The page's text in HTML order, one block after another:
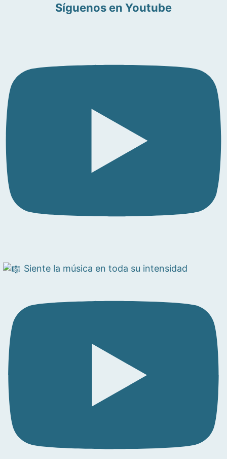
Síguenos en Youtube
Siente la música en toda su intensidad